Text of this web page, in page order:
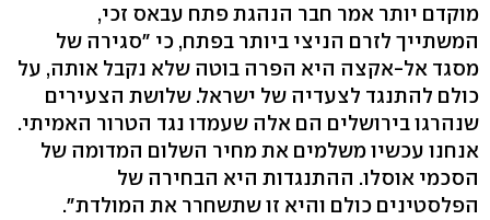
מוקדם יותר אמר חבר הנהגת פתח עבאס זכי,
המשתייך לזרם הניצי ביותר בפתח, כי "סגירה של
מסגד אל-אקצה היא הפרה בוטה שלא נקבל אותה, על
כולם להתנגד לצעדיה של ישראל. שלושת הצעירים
שנהרגו בירושלים הם אלה שעמדו נגד הטרור האמיתי.
אנחנו עכשיו משלמים את מחיר השלום המדומה של
הסכמי אוסלו. ההתנגדות היא הבחירה של
הפלסטינים כולם והיא זו שתשחרר את המולדת".